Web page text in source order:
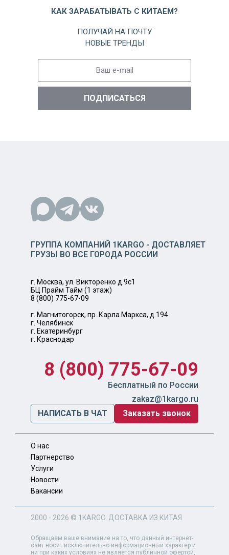
КАК ЗАРАБАТЫВАТЬ С КИТАЕМ?
ПОЛУЧАЙ НА ПОЧТУ
НОВЫЕ ТРЕНДЫ
ГРУППА КОМПАНИЙ 1KARGO - ДОСТАВЛЯЕТ
ГРУЗЫ ВО ВСЕ ГОРОДА РОССИИ
г. Москва, ул. Викторенко д.9с1
БЦ Прайм Тайм (1 этаж)
8 (800) 775-67-09
г. Магнитогорск, пр. Карла Маркса, д.194
г. Челябинск
г. Екатеринбург
г. Краснодар
8 (800) 775-67-09
Бесплатный по России
zakaz@1kargo.ru
НАПИСАТЬ В ЧАТ
Заказать звонок
О нас
Партнерство
Услуги
Новости
Вакансии
2000 - 2026 © 1KARGO . ДОСТАВКА ИЗ КИТАЯ
Обращаем ваше внимание на то, что данный интернет-
сайт носит исключительно информационный характер и
ни при каких условиях не является публичной офертой,